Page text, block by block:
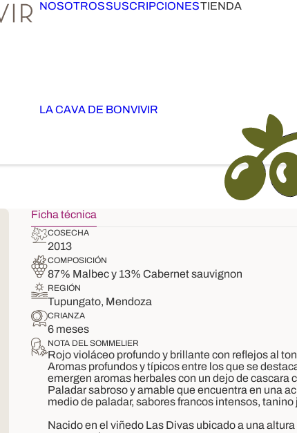
NOSOTROSSUSCRIPCIONESTIENDA
LA CAVA DE BONVIVIR
Ficha técnica
COSECHA
2013
COMPOSICIÓN
87% Malbec y 13% Cabernet sauvignon
REGIÓN
Tupungato, Mendoza
CRIANZA
6 meses
NOTA DEL SOMMELIER
Rojo violáceo profundo y brillante con reflejos al
Aromas profundos y típicos entre los que se
emergen aromas herbales con un dejo de cascara
Paladar sabroso y amable que encuentra en una
medio de paladar, sabores francos intensos,
Nacido en el viñedo Las Divas ubicado a una